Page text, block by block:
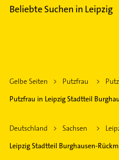
Beliebte Suchen in Leipzig
Gelbe Seiten Putzfrau
Putzfrau in Leipzig Stadtteil
Deutschland Sachsen
Leipzig Stadtteil Burghausen-